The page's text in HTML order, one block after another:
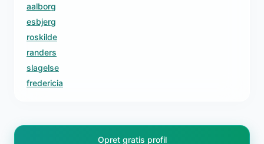
aalborg
esbjerg
roskilde
randers
slagelse
fredericia
Opret gratis profil